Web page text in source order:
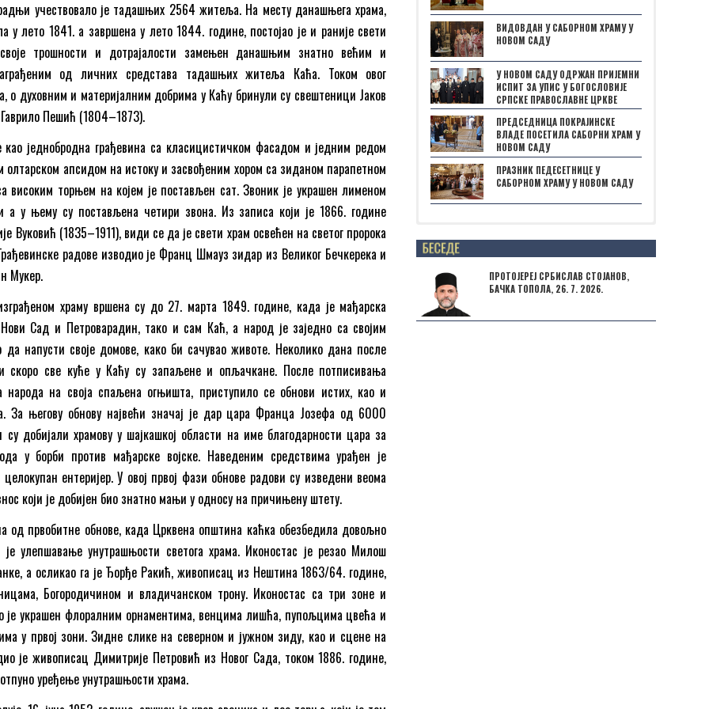
учествовало је тадашњих 2564 житеља. На месту данашњега храма,
у лето 1841. а завршена у лето 1844. године, постојао је и раније свети
трошности и дотрајалости замењен данашњим знатно већим и
од личних средстава тадашњих житеља Каћа. Током овог
о духовним и материјалним добрима у Каћу бринули су свештеници Јаков
Пешић (1804–1873).
као једнобродна грађевина са класицистичком фасадом и једним редом
олтарском апсидом на истоку и засвођеним хором са зиданом парапетном
високим торњем на којем је постављен сат. Звоник је украшен лименом
а у њему су постављена четири звона. Из записа који је 1866. године
Вуковић (1835–1911), види се да је свети храм освећен на светог пророка
радове изводио је Франц Шмауз зидар из Великог Бечкерека и
Мукер.
храму вршена су до 27. марта 1849. године, када је мађарска
Нови Сад и Петроварадин, тако и сам Каћ, а народ је заједно са својим
напусти своје домове, како би сачувао животе. Неколико дана после
скоро све куће у Каћу су запаљене и опљачкане. После потписивања
народа на своја спаљена огњишта, приступило се обнови истих, као и
За његову обнову највећи значај је дар цара Франца Јозефа од 6000
су добијали храмову у шајкашкој области на име благодарности цара за
у борби против мађарске војске. Наведеним средствима урађен је
ентеријер. У овој првој фази обнове радови су изведени веома
који је добијен био знатно мањи у односу на причињену штету.
од првобитне обнове, када Црквена општина каћка обезбедила довољно
је улепшавање унутрашњости светога храма. Иконостас је резао Милош
а осликао га је Ђорђе Ракић, живописац из Нештина 1863/64. године,
Богородичином и владичанском трону. Иконостас са три зоне и
је украшен флоралним орнаментима, венцима лишћа, пупољцима цвећа и
у првој зони. Зидне слике на северном и јужном зиду, као и сцене на
је живописац Димитрије Петровић из Новог Сада, током 1886. године,
уређење унутрашњости храма.
ВИДОВДАН У САБОРНОМ ХРАМУ У
НОВОМ САДУ
У НОВОМ САДУ ОДРЖАН ПРИЈЕМНИ
ИСПИТ ЗА УПИС У БОГОСЛОВИЈЕ
СРПСКЕ ПРАВОСЛАВНЕ ЦРКВЕ
ПРЕДСЕДНИЦА ПОКРАЈИНСКЕ
ВЛАДЕ ПОСЕТИЛА САБОРНИ ХРАМ У
НОВОМ САДУ
ПРАЗНИК ПЕДЕСЕТНИЦЕ У
САБОРНОМ ХРАМУ У НОВОМ САДУ
Posts not found
ПРОТОЈЕРЕЈ СРБИСЛАВ СТОЈАНОВ,
БАЧКА ТОПОЛА, 26. 7. 2026.